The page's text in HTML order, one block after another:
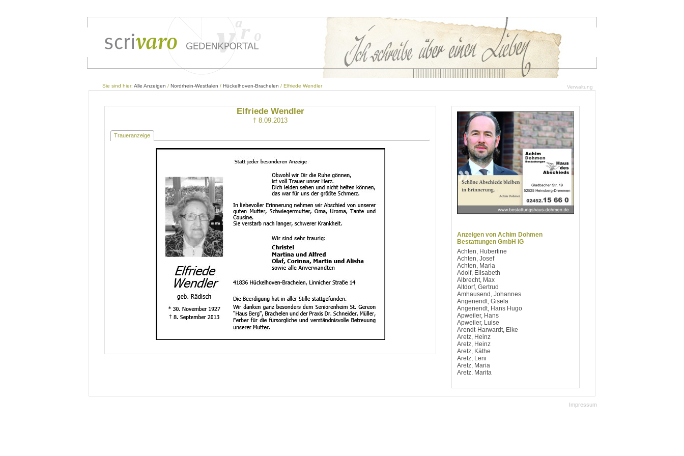
Verwaltung
Sie sind hier: Alle Anzeigen / Nordrhein-Westfalen / Hückelhoven-Brachelen / Elfriede Wendler
Elfriede Wendler
† 8.09.2013
Traueranzeige
Anzeigen von Achim Dohmen
Bestattungen GmbH iG
Achten, Hubertine
Achten, Josef
Achten, Maria
Adolf, Elisabeth
Albrecht, Max
Altdorf, Gertrud
Amhausend, Johannes
Angenendt, Gisela
Angenendt, Hans Hugo
Apweiler, Hans
Apweiler, Luise
Arendt-Harwardt, Elke
Aretz, Heinz
Aretz, Heinz
Aretz, Käthe
Aretz, Leni
Aretz, Maria
Aretz, Marita
Artelt, Notburga
Impressum